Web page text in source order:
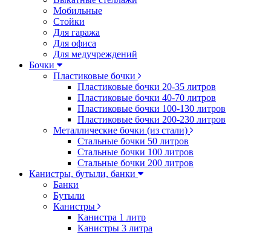
Мобильные
Стойки
Для гаража
Для офиса
Для медучреждений
Бочки
Пластиковые бочки
Пластиковые бочки 20-35 литров
Пластиковые бочки 40-70 литров
Пластиковые бочки 100-130 литров
Пластиковые бочки 200-230 литров
Металлические бочки (из стали)
Стальные бочки 50 литров
Стальные бочки 100 литров
Стальные бочки 200 литров
Канистры, бутыли, банки
Банки
Бутыли
Канистры
Канистра 1 литр
Канистры 3 литра